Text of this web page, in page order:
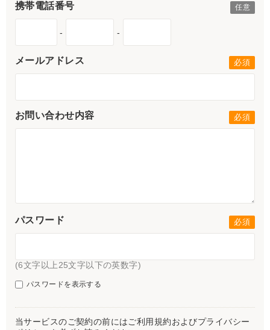
携帯電話番号
- -
メールアドレス
お問い合わせ内容
パスワード
(6文字以上25文字以下の英数字)
パスワードを表示する
当サービスのご契約の前にはご利用規約およびプライバシー